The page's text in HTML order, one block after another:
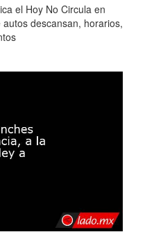
el Hoy No Circula en
descansan, horarios,